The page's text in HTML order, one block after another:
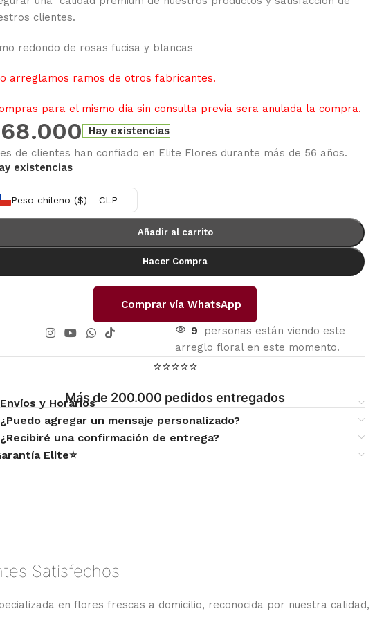
clientes.
redondo de rosas fucisa y blancas
arreglamos ramos de otros fabricantes.
para el mismo día sin consulta previa sera anulada la compra.
68.000 Hay existencias
de clientes han confiado en Elite Flores durante más de 56 años.
existencias
Peso chileno ($) - CLP
Añadir al carrito
Hacer Compra
Comprar vía WhatsApp
9
personas están viendo este
arreglo floral en este momento.
⭐⭐⭐⭐⭐
Más de 200.000 pedidos entregados
y Horarios
agregar un mensaje personalizado?
una confirmación de entrega?
Elite⭐
Satisfechos
en flores frescas a domicilio, reconocida por nuestra calidad,